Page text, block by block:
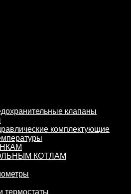
клапаны
комплектующие
КОТЛАМ
термостаты